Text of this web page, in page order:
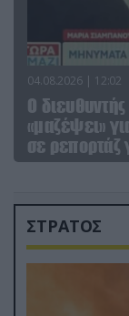
04.08.2026 | 12:02
O
«μαζέψει»
σε ρεπορτάζ
ΣΤΡΑΤΟΣ